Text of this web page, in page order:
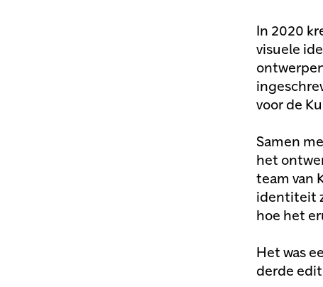
In 2020
visuele
voor de
Samen
het
team van
identiteit
hoe het
Het was
derde